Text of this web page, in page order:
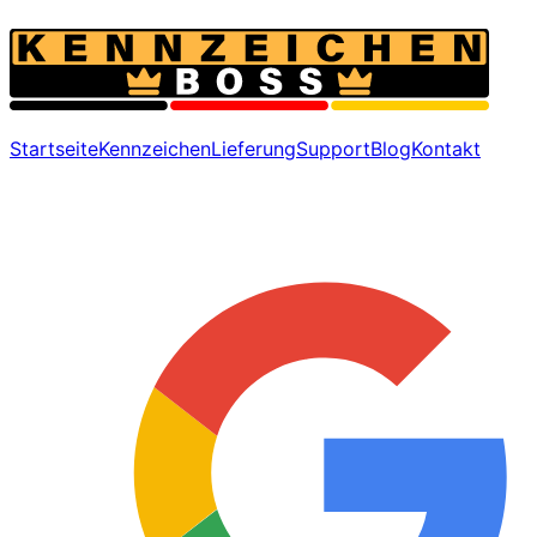
StartseiteKennzeichenLieferungSupportBlogKontakt